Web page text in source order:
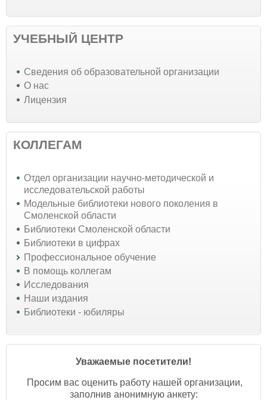
УЧЕБНЫЙ ЦЕНТР
Cведения об образовательной организации
О нас
Лицензия
КОЛЛЕГАМ
Отдел организации научно-методической и
исследовательской работы
Модельные библиотеки нового поколения в
Смоленской области
Библиотеки Смоленской области
Библиотеки в цифрах
Профессиональное обучение
В помощь коллегам
Исследования
Наши издания
Библиотеки - юбиляры
Уважаемые посетители!
Просим вас оценить работу нашей организации,
заполнив анонимную анкету: